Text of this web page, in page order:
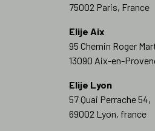
75002 Paris, France
Elije Aix
95 Chemin Roger
13090 Aix-en-
Elije Lyon
57 Quai Perrache 54,
69002 Lyon, france